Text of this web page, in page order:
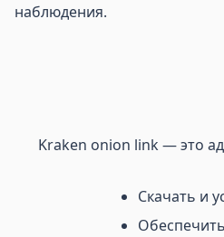
наблюдения.
Kraken onion link — это
Скачать и